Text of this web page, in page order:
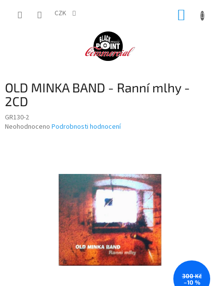
CZK
OLD MINKA BAND - Ranní mlhy -
2CD
GR130-2
Průměrné
Neohodnoceno Podrobnosti hodnocení
300 Kč
–10 %